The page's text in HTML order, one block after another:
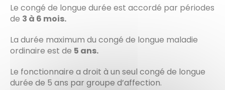
Le congé de longue durée est accordé par périodes
de 3 à 6 mois.
La durée maximum du congé de longue maladie
ordinaire est de 5 ans.
Le fonctionnaire a droit à un seul congé de longue
durée de 5 ans par groupe d’affection.